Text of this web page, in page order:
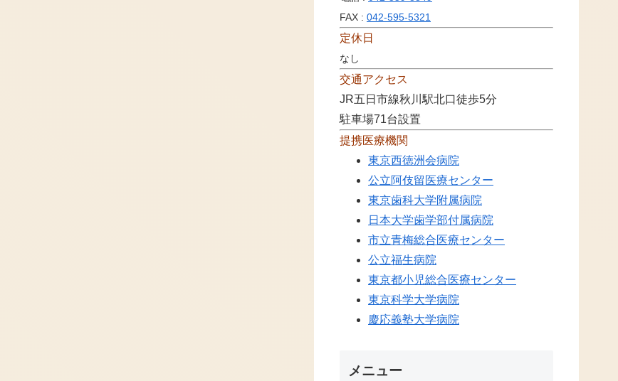
FAX : 042-595-5321
定休日
なし
交通アクセス
JR五日市線秋川駅北口徒歩5分
駐車場71台設置
提携医療機関
東京西徳洲会病院
公立阿伎留医療センター
東京歯科大学附属病院
日本大学歯学部付属病院
市立青梅総合医療センター
公立福生病院
東京都小児総合医療センター
東京科学大学病院
慶応義塾大学病院
メニュー